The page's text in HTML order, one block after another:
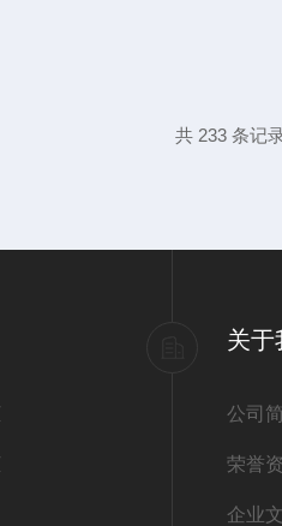
共 233 条记
关于
公司
荣誉
企业